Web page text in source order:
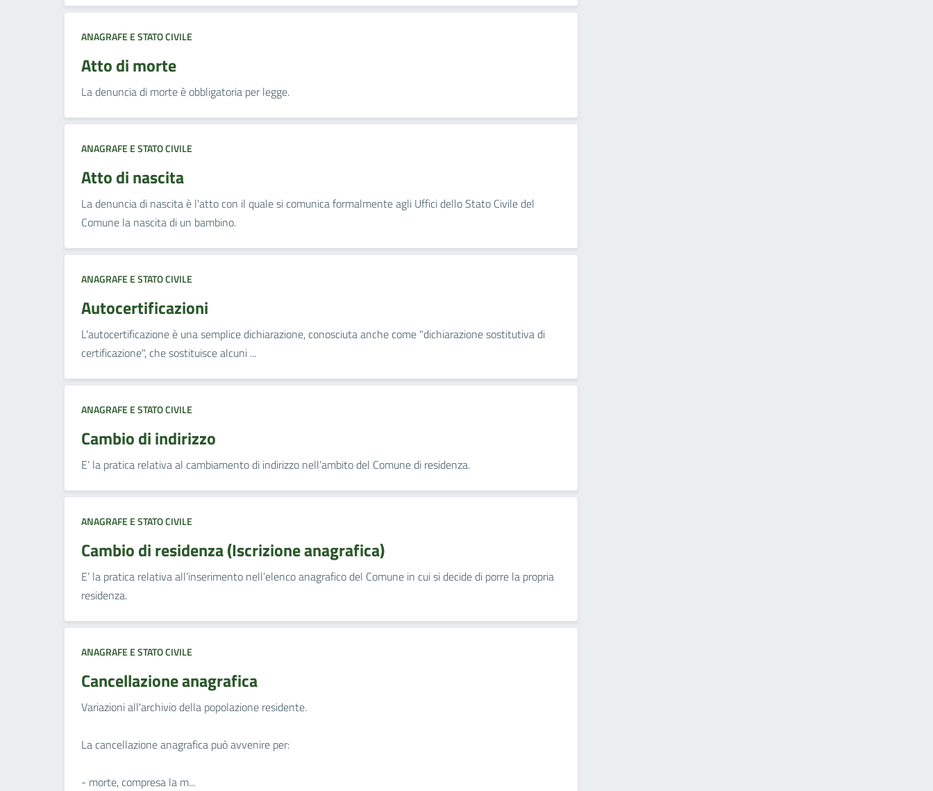
ANAGRAFE E STATO CIVILE
Atto di morte
La denuncia di morte è obbligatoria per legge.
ANAGRAFE E STATO CIVILE
Atto di nascita
La denuncia di nascita è l'atto con il quale si comunica formalmente agli Uffici dello Stato Civile del
Comune la nascita di un bambino.
ANAGRAFE E STATO CIVILE
Autocertificazioni
L'autocertificazione è una semplice dichiarazione, conosciuta anche come "dichiarazione sostitutiva di
certificazione", che sostituisce alcuni ...
ANAGRAFE E STATO CIVILE
Cambio di indirizzo
E’ la pratica relativa al cambiamento di indirizzo nell’ambito del Comune di residenza.
ANAGRAFE E STATO CIVILE
Cambio di residenza (Iscrizione anagrafica)
E’ la pratica relativa all’inserimento nell’elenco anagrafico del Comune in cui si decide di porre la propria
residenza.
ANAGRAFE E STATO CIVILE
Cancellazione anagrafica
Variazioni all'archivio della popolazione residente.
La cancellazione anagrafica può avvenire per:
- morte, compresa la m...